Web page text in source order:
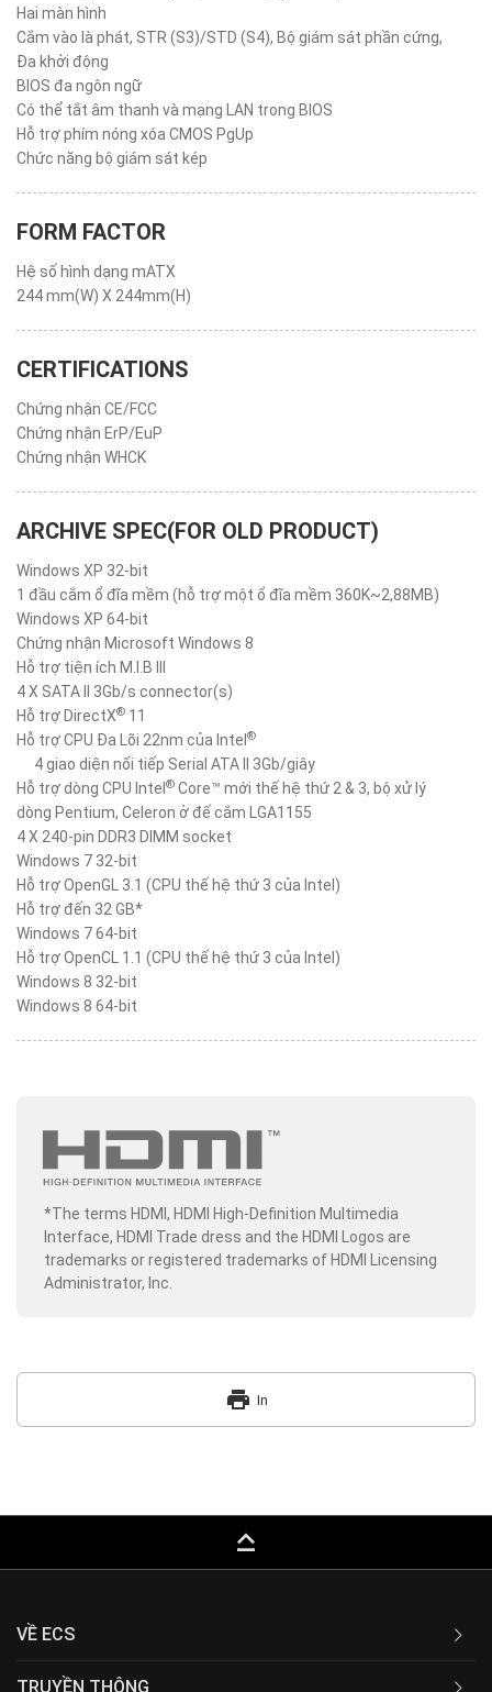
Hai màn hình
Cắm vào là phát, STR (S3)/STD (S4), Bộ giám sát phần cứng,
Đa khởi động
BIOS đa ngôn ngữ
Có thể tắt âm thanh và mạng LAN trong BIOS
Hỗ trợ phím nóng xóa CMOS PgUp
Chức năng bộ giám sát kép
FORM FACTOR
Hệ số hình dạng mATX
244 mm(W) X 244mm(H)
CERTIFICATIONS
Chứng nhận CE/FCC
Chứng nhận ErP/EuP
Chứng nhận WHCK
ARCHIVE SPEC(FOR OLD PRODUCT)
Windows XP 32-bit
1 đầu cắm ổ đĩa mềm (hỗ trợ một ổ đĩa mềm 360K~2,88MB)
Windows XP 64-bit
Chứng nhận Microsoft Windows 8
Hỗ trợ tiện ích M.I.B III
4 X SATA II 3Gb/s connector(s)
Hỗ trợ DirectX® 11
Hỗ trợ CPU Đa Lõi 22nm của Intel ®
4 giao diện nối tiếp Serial ATA II 3Gb/giây
Hỗ trợ dòng CPU Intel ® Core™ mới thế hệ thứ 2 & 3, bộ xử lý
dòng Pentium, Celeron ở đế cắm LGA1155
4 X 240-pin DDR3 DIMM socket
Windows 7 32-bit
Hỗ trợ OpenGL 3.1 (CPU thế hệ thứ 3 của Intel)
Hỗ trợ đến 32 GB*
Windows 7 64-bit
Hỗ trợ OpenCL 1.1 (CPU thế hệ thứ 3 của Intel)
Windows 8 32-bit
Windows 8 64-bit
*The terms HDMI, HDMI High-Definition Multimedia
Interface, HDMI Trade dress and the HDMI Logos are
trademarks or registered trademarks of HDMI Licensing
Administrator, Inc.
print In
keyboard_capslock
VỀ ECS
TRUYỀN THÔNG